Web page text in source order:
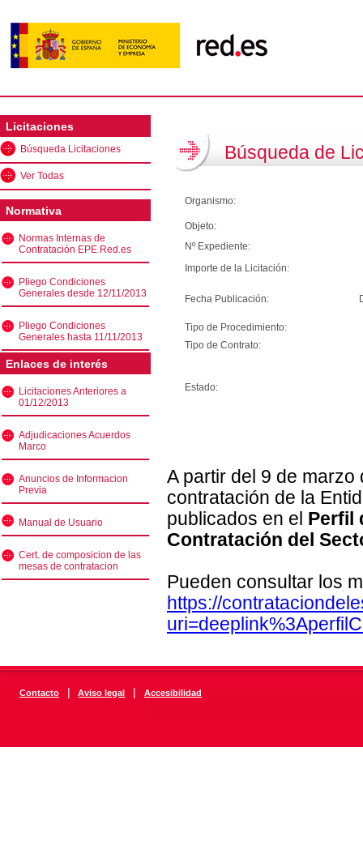
Licitaciones
Búsqueda Licitaciones
Ver Todas
Normativa
Normas Internas de
Contratación EPE Red.es
Pliego Condiciones
Generales desde 12/11/2013
Pliego Condiciones
Generales hasta 11/11/2013
Enlaces de interés
Licitaciones Anteriores a
01/12/2013
Adjudicaciones Acuerdos
Marco
Anuncios de Informacion
Previa
Manual de Usuario
Cert. de composicion de las
mesas de contratacion
Búsqueda de
Organismo:
Objeto:
Nº Expediente:
Importe de la Licitación:
Fecha Publicación:
Tipo de Procedimiento:
Tipo de Contrato:
Estado:
A partir del 9 de
contratación de la
publicados en el Perfil
Contratación del
Pueden consultar los
https://
Contacto | Aviso legal | Accesibilidad